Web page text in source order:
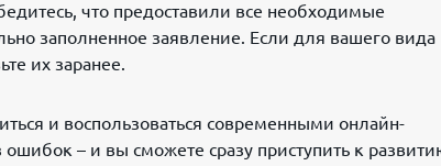
что предоставили все необходимые
заполненное заявление. Если для вашего вида
их заранее.
и воспользоваться современными онлайн-
– и вы сможете сразу приступить к